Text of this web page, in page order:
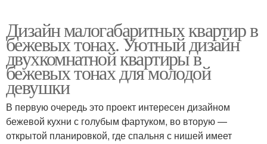
Дизайн малогабаритных квартир в
бежевых тонах. Уютный дизайн
двухкомнатной квартиры в
бежевых тонах для молодой
девушки
В первую очередь это проект интересен дизайном
бежевой кухни с голубым фартуком, во вторую —
открытой планировкой, где спальня с нишей имеет